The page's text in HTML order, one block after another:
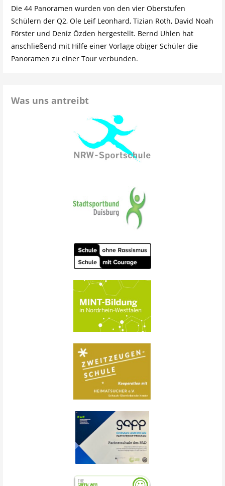
Die 44 Panoramen wurden von den vier Oberstufen
Schülern der Q2, Ole Leif Leonhard, Tizian Roth, David Noah
Förster und Deniz Özden hergestellt. Bernd Uhlen hat
anschließend mit Hilfe einer Vorlage obiger Schüler die
Panoramen zu einer Tour verbunden.
Was uns antreibt